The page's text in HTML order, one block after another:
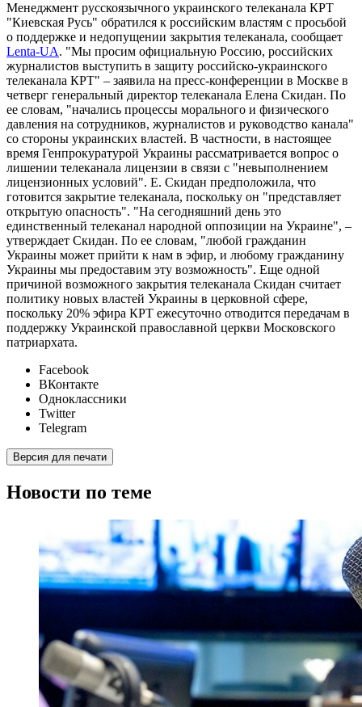
Менеджмент русскоязычного украинского телеканала КРТ
"Киевская Русь" обратился к российским властям с просьбой
о поддержке и недопущении закрытия телеканала, сообщает
Lenta-UA. "Мы просим официальную Россию, российских
журналистов выступить в защиту российско-украинского
телеканала КРТ" – заявила на пресс-конференции в Москве в
четверг генеральный директор телеканала Елена Скидан. По
ее словам, "начались процессы морального и физического
давления на сотрудников, журналистов и руководство канала"
со стороны украинских властей. В частности, в настоящее
время Генпрокуратурой Украины рассматривается вопрос о
лишении телеканала лицензии в связи с "невыполнением
лицензионных условий". Е. Скидан предположила, что
готовится закрытие телеканала, поскольку он "представляет
открытую опасность". "На сегодняшний день это
единственный телеканал народной оппозиции на Украине", –
утверждает Скидан. По ее словам, "любой гражданин
Украины может прийти к нам в эфир, и любому гражданину
Украины мы предоставим эту возможность". Еще одной
причиной возможного закрытия телеканала Скидан считает
политику новых властей Украины в церковной сфере,
поскольку 20% эфира КРТ ежесуточно отводится передачам в
поддержку Украинской православной церкви Московского
патриархата.
Facebook
ВКонтакте
Одноклассники
Twitter
Telegram
Версия для печати
Новости по теме